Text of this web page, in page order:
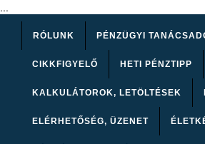
...
RÓLUNK PÉNZÜGYI
CIKKFIGYELŐ HETI PÉNZTIPP
KALKULÁTOROK, LETÖLTÉSEK
ELÉRHETŐSÉG, ÜZENET